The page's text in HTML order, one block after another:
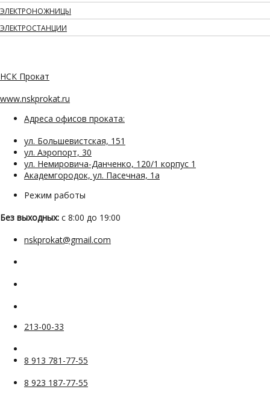
ЭЛЕКТРОНОЖНИЦЫ
ЭЛЕКТРОСТАНЦИИ
НСК Прокат
www.nskprokat.ru
Адреса офисов проката:
ул. Большевистская, 151
ул. Аэропорт, 30
ул. Немировича-Данченко, 120/1 корпус 1
Академгородок, ул. Пасечная, 1а
Режим работы
Без выходных: с 8:00 до 19:00
nskprokat@gmail.com
213-00-33
8 913 781-77-55
8 923 187-77-55